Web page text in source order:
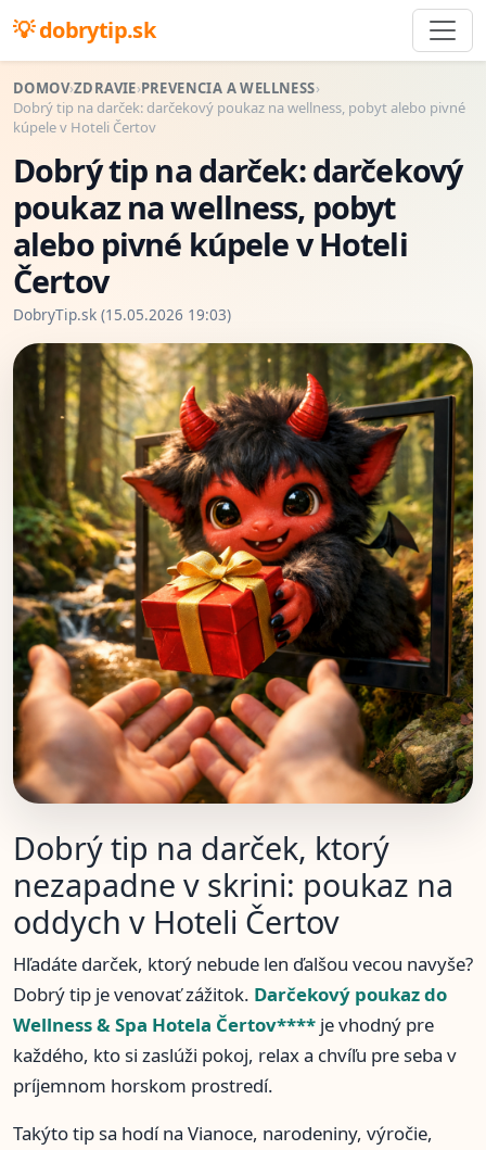
dobrytip.sk
DOMOV›ZDRAVIE›PREVENCIA A WELLNESS›
Dobrý tip na darček: darčekový poukaz na wellness, pobyt alebo pivné
kúpele v Hoteli Čertov
Dobrý tip na darček: darčekový
poukaz na wellness, pobyt
alebo pivné kúpele v Hoteli
Čertov
DobryTip.sk (15.05.2026 19:03)
Dobrý tip na darček, ktorý
nezapadne v skrini: poukaz na
oddych v Hoteli Čertov
Hľadáte darček, ktorý nebude len ďalšou vecou navyše?
Dobrý tip je venovať zážitok. Darčekový poukaz do
Wellness & Spa Hotela Čertov**** je vhodný pre
každého, kto si zaslúži pokoj, relax a chvíľu pre seba v
príjemnom horskom prostredí.
Takýto tip sa hodí na Vianoce, narodeniny, výročie,